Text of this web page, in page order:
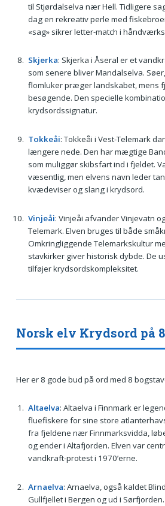
til Stjørdalselva nær Hell. Tidligere
dag en rekreativ perle med
«sag» sikrer letter-match i
Skjerka: Skjerka i Åseral er et
som senere bliver Mandalselva.
flomluker præger landskabet, mens
besøgende. Den specielle
krydsordssignatur.
Tokkeåi: Tokkeåi i Vest-Telemark
længere nede. Den har mægtige
som muliggør skibsfart ind i fjeldet.
væsentlig, men elvens navn leder
kvædeviser og slang i krydsord.
Vinjeåi: Vinjeåi afvander Vinjevatn
Telemark. Elven bruges til både
Omkringliggende Telemarkskultur
stavkirker giver historisk dybde. De
tilføjer krydsordskompleksitet.
Norsk elv Krydsord på
Her er 8 gode bud på ord med 8
Altaelva: Altaelva i Finnmark er
fluefiskere for sine store
fra fjeldene nær Finnmarksvidda,
og ender i Altafjorden. Elven var
vandkraft-protest i 1970’erne.
Arnaelva: Arnaelva, også kaldet
Gullfjellet i Bergen og ud i